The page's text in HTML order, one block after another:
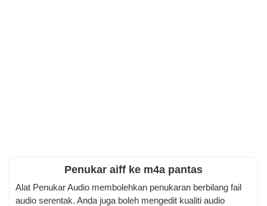
Penukar aiff ke m4a pantas
Alat Penukar Audio membolehkan penukaran berbilang fail
audio serentak. Anda juga boleh mengedit kualiti audio